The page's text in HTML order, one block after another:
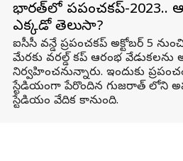
భారత్‌లో ప్రపంచకప్-2023..
ఎక్కడో తెలుసా?
ఐసీసీ వన్డే ప్రపంచకప్ అక్టోబర్ 5
మేరకు వరల్డ్ కప్ ఆరంభ వేడుకలను
నిర్వహించనున్నారు. ఇందుకు
స్టేడియంగా పేరొందిన గుజరాత్ లోని
స్టేడియం వేదిక కానుంది.